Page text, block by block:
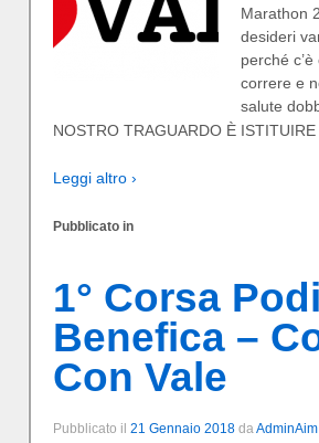
Marathon
desideri
perché
correre e
salute
NOSTRO TRAGUARDO È ISTITUIRE
Leggi altro ›
Pubblicato in
1° Corsa
Benefica –
Con Vale
Pubblicato il 21 Gennaio 2018 da